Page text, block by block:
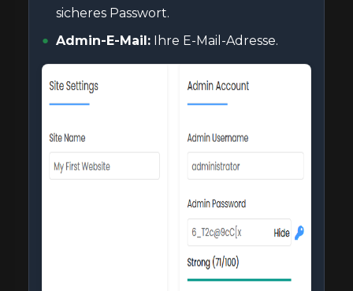
sicheres Passwort.
Admin-E-Mail: Ihre E-Mail-Adresse.